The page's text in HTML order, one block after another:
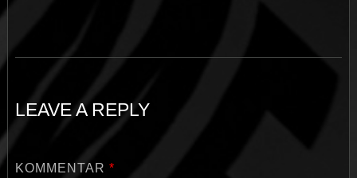
LEAVE A REPLY
KOMMENTAR *